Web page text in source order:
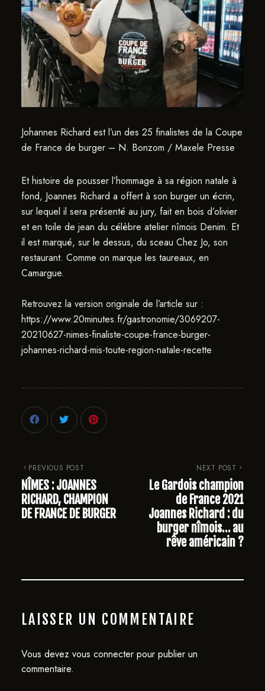
Johannes Richard est l’un des 25 finalistes de la Coupe
de France de burger – N. Bonzom / Maxele Presse
Et histoire de pousser l’hommage à sa région natale à
fond, Joannes Richard a offert à son burger un écrin,
sur lequel il sera présenté au jury, fait en bois d’olivier
et en toile de jean du célèbre atelier nîmois Denim. Et
il est marqué, sur le dessus, du sceau Chez Jo, son
restaurant. Comme on marque les taureaux, en
Camargue.
Retrouvez la version originale de l’article sur :
https://www.20minutes.fr/gastronomie/3069207-
20210627-nimes-finaliste-coupe-france-burger-
johannes-richard-mis-toute-region-natale-recette
PREVIOUS POST
NÎMES : JOANNES
RICHARD, CHAMPION
DE FRANCE DE BURGER
NEXT POST
Le Gardois champion
de France 2021
Joannes Richard : du
burger nîmois… au
rêve américain ?
LAISSER UN COMMENTAIRE
Vous devez vous connecterpour publier un
commentaire.